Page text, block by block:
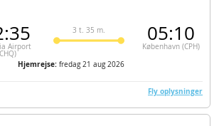
Airport
3 t. 35 m. 05:10
København (CPH)
Hjemrejse: fredag 21 aug 2026
Fly oplysninger